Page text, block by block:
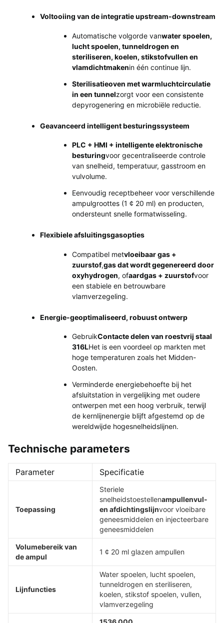
Voltooiing van de integratie upstream-downstream
Automatische volgorde vanwater spoelen,
lucht spoelen, tunneldrogen en
steriliseren, koelen, stikstofvullen en
vlamdichtmakenin één continue lijn.
Sterilisatieoven met warmluchtcirculatie
in een tunnelzorgt voor een consistente
depyrogenering en microbiële reductie.
Geavanceerd intelligent besturingssysteem
PLC + HMI + intelligente elektronische
besturingvoor gecentraliseerde controle
van snelheid, temperatuur, gasstroom en
vulvolume.
Eenvoudig receptbeheer voor verschillende
ampulgroottes (1 ¢ 20 ml) en producten,
ondersteunt snelle formatwisseling.
Flexibiele afsluitingsgasopties
Compatibel metvloeibaar gas +
zuurstof,gas dat wordt gegenereerd door
oxyhydrogen, ofaardgas + zuurstofvoor
een stabiele en betrouwbare
vlamverzegeling.
Energie-geoptimaliseerd, robuust ontwerp
GebruikContacte delen van roestvrij staal
316LHet is een voordeel op markten met
hoge temperaturen zoals het Midden-
Oosten.
Verminderde energiebehoefte bij het
afsluitstation in vergelijking met oudere
ontwerpen met een hoog verbruik, terwijl
de kernlijnenergie blijft afgestemd op de
wereldwijde hogesnelheidslijnen.
Technische parameters
Parameter Specificatie
Toepassing
Steriele
snelheidstoestellenampullenvul-
en afdichtingslijnvoor vloeibare
geneesmiddelen en injecteerbare
geneesmiddelen
Volumebereik van
de ampul
1 ¢ 20 ml glazen ampullen
Lijnfuncties
Water spoelen, lucht spoelen,
tunneldrogen en steriliseren,
koelen, stikstof spoelen, vullen,
vlamverzegeling